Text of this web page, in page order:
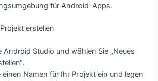
für Android-Apps.
erstellen
Android Studio und wählen Sie „Neues
einen Namen für Ihr Projekt ein und legen